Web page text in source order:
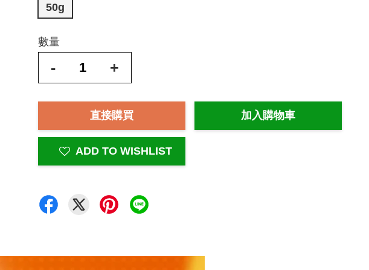
50g
數量
- +
直接購買 加入購物車
ADD TO WISHLIST